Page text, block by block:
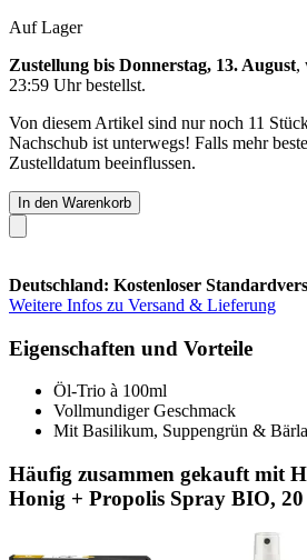
Auf Lager
Zustellung bis Donnerstag, 13. August,
23:59 Uhrbestellst.
Von diesem Artikel sind nur noch 11
Nachschub ist unterwegs! Falls mehr
Zustelldatum beeinflussen.
In den Warenkorb
Deutschland: Kostenloser
Weitere Infos zu Versand & Lieferung
Eigenschaften und Vorteile
Öl-Trio à 100ml
Vollmundiger Geschmack
Mit Basilikum, Suppengrün &
Häufig zusammen gekauft mit
Honig + Propolis Spray BIO,